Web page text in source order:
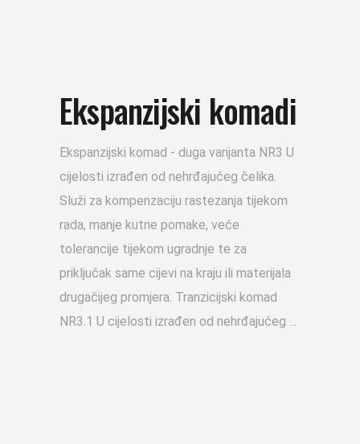
Ekspanzijski komadi
Ekspanzijski komad - duga varijanta NR3 U
cijelosti izrađen od nehrđajućeg čelika.
Služi za kompenzaciju rastezanja tijekom
rada, manje kutne pomake, veće
tolerancije tijekom ugradnje te za
priključak same cijevi na kraju ili materijala
drugačijeg promjera. Tranzicijski komad
NR3.1 U cijelosti izrađen od nehrđajućeg